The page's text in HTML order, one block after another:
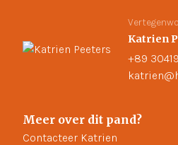
Katrien
+89
Meer over dit pand?
Contacteer Katrien